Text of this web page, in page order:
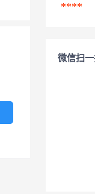
****
微信扫